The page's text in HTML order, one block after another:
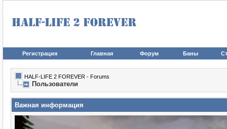
Регистрация Главная Форум Баны
HALF-LIFE 2 FOREVER - Forums
Пользователи
Важная информация